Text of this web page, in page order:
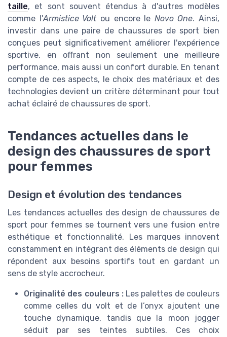
taille, et sont souvent étendus à d'autres modèles
comme l'Armistice Voltou encore le Novo One. Ainsi,
investir dans une paire de chaussures de sport bien
conçues peut significativement améliorer l'expérience
sportive, en offrant non seulement une meilleure
performance, mais aussi un confort durable. En tenant
compte de ces aspects, le choix des matériaux et des
technologies devient un critère déterminant pour tout
achat éclairé de chaussures de sport.
Tendances actuelles dans le
design des chaussures de sport
pour femmes
Design et évolution des tendances
Les tendances actuelles des design de chaussures de
sport pour femmes se tournent vers une fusion entre
esthétique et fonctionnalité. Les marques innovent
constamment en intégrant des éléments de design qui
répondent aux besoins sportifs tout en gardant un
sens de style accrocheur.
Originalité des couleurs :Les palettes de couleurs
comme celles duvolt et de l’onyx ajoutent une
touche dynamique, tandis que la moon jogger
séduit par ses teintes subtiles. Ces choix